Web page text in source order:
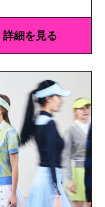
詳細を見る